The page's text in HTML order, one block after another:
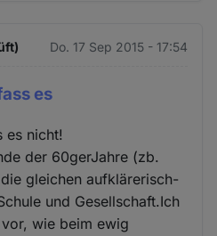
Do. 17 Sep 2015 - 17:54
es
es nicht!
der 60gerJahre (zb.
gleichen aufklärerisch-
und Gesellschaft.Ich
wie beim ewig